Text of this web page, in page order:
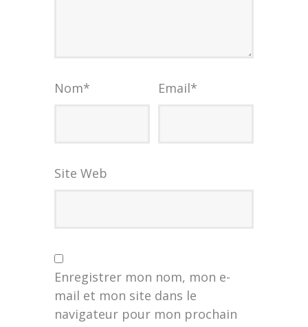
Nom* Email*
Site Web
Enregistrer mon nom, mon e-
mail et mon site dans le
navigateur pour mon prochain